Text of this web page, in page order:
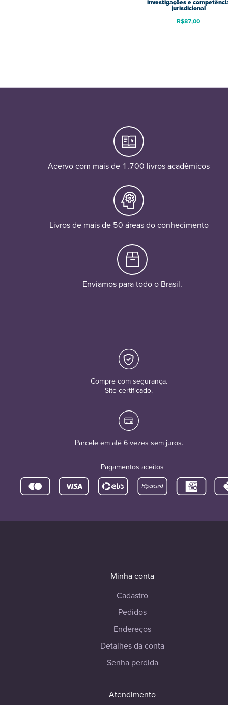
investigações e
jurisdicional
R$87,00
Acervo com mais de 1.700 livros acadêmicos
Livros de mais de 50 áreas do conhecimento
Enviamos para todo o Brasil.
Compre com segurança.
Site certificado.
Parcele em até 6 vezes sem juros.
Pagamentos aceitos
Minha conta
Cadastro
Pedidos
Endereços
Detalhes da conta
Senha perdida
Atendimento